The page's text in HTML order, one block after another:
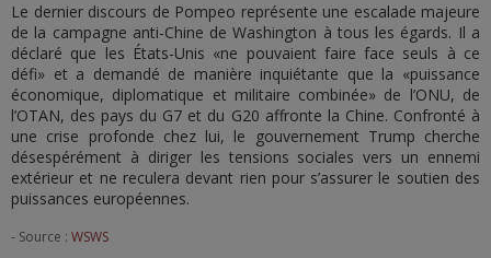
Le dernier discours de Pompeo représente une escalade majeure
de la campagne anti-Chine de Washington à tous les égards. Il a
déclaré que les États-Unis «ne pouvaient faire face seuls à ce
défi» et a demandé de manière inquiétante que la «puissance
économique, diplomatique et militaire combinée» de l’ONU, de
l’OTAN, des pays du G7 et du G20 affronte la Chine. Confronté à
une crise profonde chez lui, le gouvernement Trump cherche
désespérément à diriger les tensions sociales vers un ennemi
extérieur et ne reculera devant rien pour s’assurer le soutien des
puissances européennes.
- Source : WSWS